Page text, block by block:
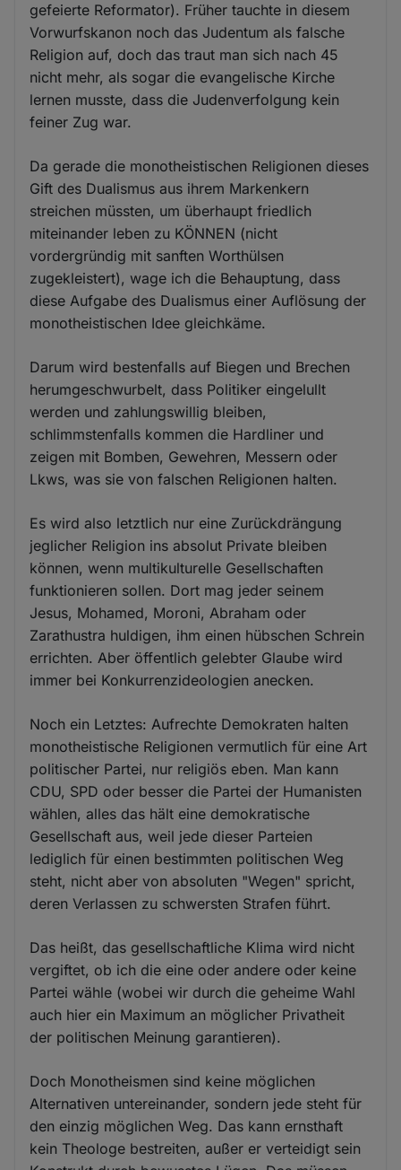
gefeierte Reformator). Früher tauchte in diesem
Vorwurfskanon noch das Judentum als falsche
Religion auf, doch das traut man sich nach 45
nicht mehr, als sogar die evangelische Kirche
lernen musste, dass die Judenverfolgung kein
feiner Zug war.
Da gerade die monotheistischen Religionen dieses
Gift des Dualismus aus ihrem Markenkern
streichen müssten, um überhaupt friedlich
miteinander leben zu KÖNNEN (nicht
vordergründig mit sanften Worthülsen
zugekleistert), wage ich die Behauptung, dass
diese Aufgabe des Dualismus einer Auflösung der
monotheistischen Idee gleichkäme.
Darum wird bestenfalls auf Biegen und Brechen
herumgeschwurbelt, dass Politiker eingelullt
werden und zahlungswillig bleiben,
schlimmstenfalls kommen die Hardliner und
zeigen mit Bomben, Gewehren, Messern oder
Lkws, was sie von falschen Religionen halten.
Es wird also letztlich nur eine Zurückdrängung
jeglicher Religion ins absolut Private bleiben
können, wenn multikulturelle Gesellschaften
funktionieren sollen. Dort mag jeder seinem
Jesus, Mohamed, Moroni, Abraham oder
Zarathustra huldigen, ihm einen hübschen Schrein
errichten. Aber öffentlich gelebter Glaube wird
immer bei Konkurrenzideologien anecken.
Noch ein Letztes: Aufrechte Demokraten halten
monotheistische Religionen vermutlich für eine Art
politischer Partei, nur religiös eben. Man kann
CDU, SPD oder besser die Partei der Humanisten
wählen, alles das hält eine demokratische
Gesellschaft aus, weil jede dieser Parteien
lediglich für einen bestimmten politischen Weg
steht, nicht aber von absoluten "Wegen" spricht,
deren Verlassen zu schwersten Strafen führt.
Das heißt, das gesellschaftliche Klima wird nicht
vergiftet, ob ich die eine oder andere oder keine
Partei wähle (wobei wir durch die geheime Wahl
auch hier ein Maximum an möglicher Privatheit
der politischen Meinung garantieren).
Doch Monotheismen sind keine möglichen
Alternativen untereinander, sondern jede steht für
den einzig möglichen Weg. Das kann ernsthaft
kein Theologe bestreiten, außer er verteidigt sein